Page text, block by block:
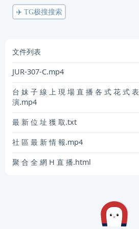
✈️ TG极搜搜索
文件列表
JUR-307-C.mp4
台 妹 子 線 上 現 場 直 播 各 式 花 式 表
演.mp4
最 新 位 址 獲 取.txt
社 區 最 新 情 報.mp4
聚 合 全 網 H 直 播.html